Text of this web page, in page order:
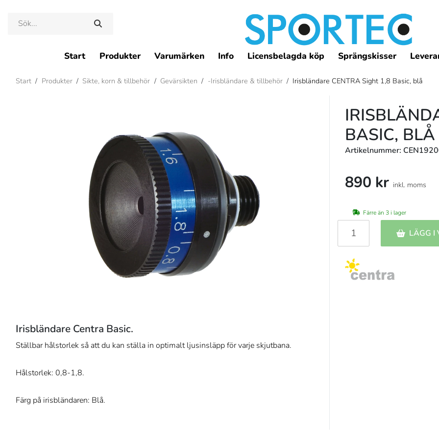
Start Produkter Varumärken Info Licensbelagda köp Sprängskisser
Start / Produkter / Sikte, korn & tillbehör / Gevärsikten / -Irisbländare & tillbehör / Irisbländare CENTRA Sight 1,8 Basic, blå
BASIC, BLÅ
Artikelnummer:
890 kr inkl. moms
Färre än 3 i lager
LÄGG I
Irisbländare Centra Basic.
Ställbar hålstorlek så att du kan ställa in optimalt ljusinsläpp för varje skjutbana.
Hålstorlek: 0,8-1,8.
Färg på irisbländaren: Blå.